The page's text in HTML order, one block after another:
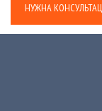
НУЖНА